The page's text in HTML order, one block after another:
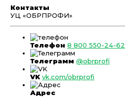
Контакты
УЦ «ОБРПРОФИ»
Телефон 8 800 550-24-62
Телеграмм @obrprofi
VK vk.com/obrprofi
Адрес